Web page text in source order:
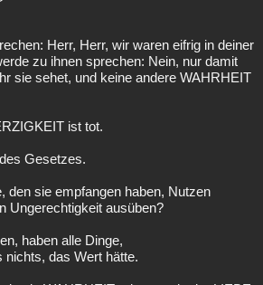
Herr, Herr, wir waren eifrig in deiner
zu ihnen sprechen: Nein, nur damit
sie sehet, und keine andere WAHRHEIT
ist tot.
Gesetzes.
den sie empfangen haben, Nutzen
Ungerechtigkeit ausüben?
haben alle Dinge,
nichts, das Wert hätte.